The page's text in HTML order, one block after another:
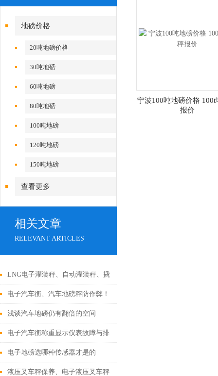
地磅价格
20吨地磅价格
30吨地磅
60吨地磅
80吨地磅
100吨地磅
120吨地磅
150吨地磅
查看更多
相关文章
RELEVANT ARTICLES
LNG电子灌装秤、自动灌装秤、撬
棍站老板的好帮手
电子汽车衡、汽车地磅秤防作弊！
您被坑了多少钱
浅谈汽车地磅仍有翻倍的空间
电子汽车衡称重显示仪表故障与排
除方法
电子地磅选哪种传感器才是的
液压叉车秤保养、电子液压叉车秤
宁波100吨地磅价格 100t
报价